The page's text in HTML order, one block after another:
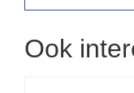
Ook